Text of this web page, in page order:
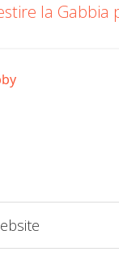
la Gabbia